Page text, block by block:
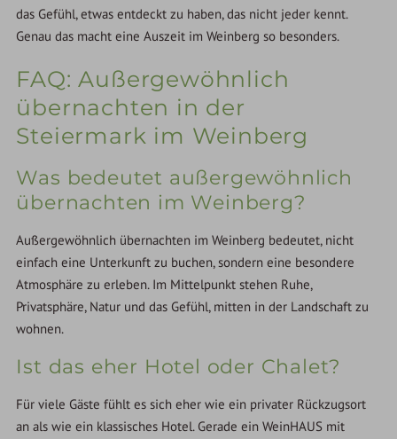
das Gefühl, etwas entdeckt zu haben, das nicht jeder kennt.
Genau das macht eine Auszeit im Weinberg so besonders.
FAQ: Außergewöhnlich
übernachten in der
Steiermark im Weinberg
Was bedeutet außergewöhnlich
übernachten im Weinberg?
Außergewöhnlich übernachten im Weinberg bedeutet, nicht
einfach eine Unterkunft zu buchen, sondern eine besondere
Atmosphäre zu erleben. Im Mittelpunkt stehen Ruhe,
Privatsphäre, Natur und das Gefühl, mitten in der Landschaft zu
wohnen.
Ist das eher Hotel oder Chalet?
Für viele Gäste fühlt es sich eher wie ein privater Rückzugsort
an als wie ein klassisches Hotel. Gerade ein WeinHAUS mit